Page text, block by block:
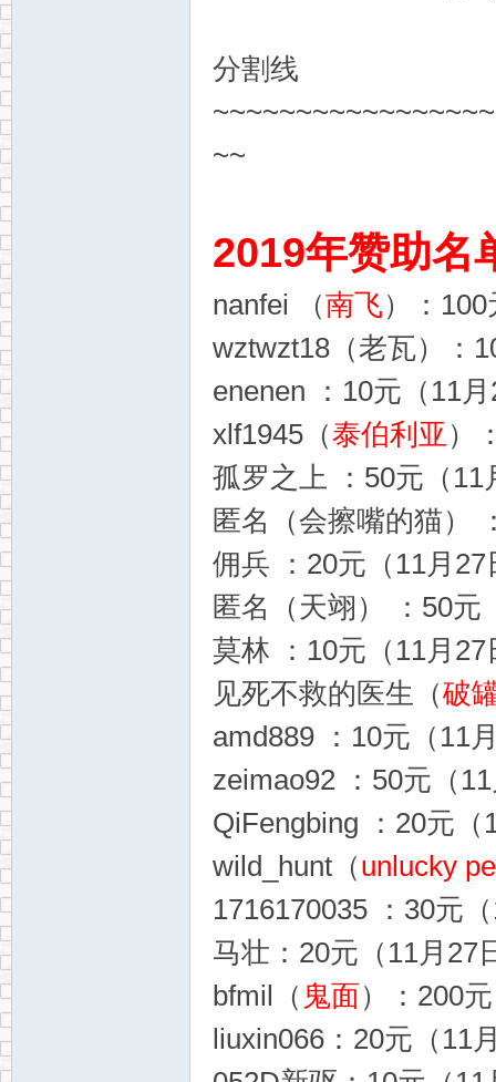
分割线
~~
2019年赞助名
nanfei （南飞）：
wztwzt18（老瓦）：
enenen ：10元（11
xlf1945（泰伯利亚 ）
孤罗之上 ：50元（11
匿名（会擦嘴的猫）
佣兵 ：20元（11月27
匿名（天翊） ：50元
莫林 ：10元（11月27
见死不救的医生（破
amd889 ：10元（11
zeimao92 ：50元（
QiFengbing ：20元（
wild_hunt（unlucky
1716170035 ：30元
马壮：20元（11月27
bfmil（ 鬼面）：200
liuxin066：20元（11